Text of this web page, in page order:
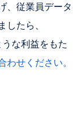
、従業員データ
したら、
な利益をもた
わせください。